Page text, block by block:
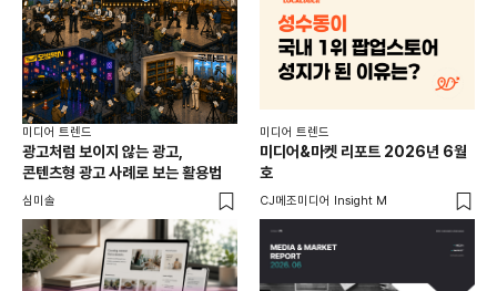
미디어 트렌드
광고처럼 보이지 않는 광고,
콘텐츠형 광고 사례로 보는 활용법
심미솔
미디어 트렌드
미디어&마켓 리포트 2026년 6월
호
CJ메조미디어 Insight M